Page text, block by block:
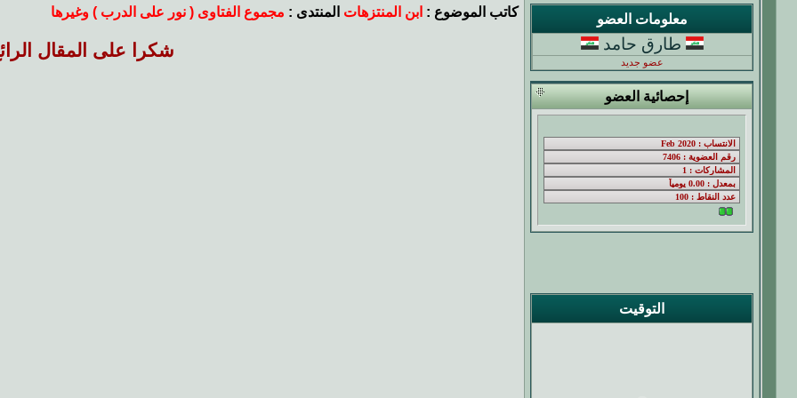
معلومات العضو
طارق حامد
عضو جديد
إحصائية العضو
التوقيت
كاتب الموضوع : ابن المنتزهات المنتدى : مجموع الفتاوى ( نور على الدرب ) وغيرها
شكرا على المقال